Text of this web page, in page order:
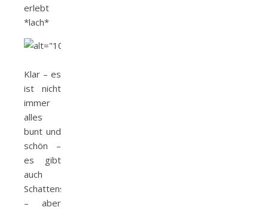
erlebt
*lach*
Klar – es
ist nicht
immer
alles
bunt und
schön –
es gibt
auch
Schattenseiten
– aber